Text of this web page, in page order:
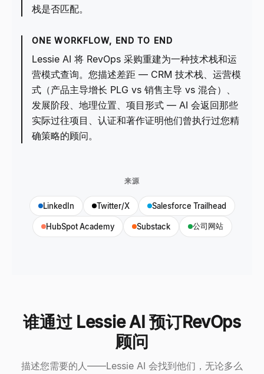
栈是否匹配。
ONE WORKFLOW, END TO END
Lessie AI 将 RevOps 采购重建为一种技术栈和运
营模式查询。您描述差距 — CRM 技术栈、运营模
式（产品主导增长 PLG vs 销售主导 vs 混合）、
发展阶段、地理位置、项目形式 — AI 会返回那些
实际过往项目、认证和著作证明他们曾执行过您精
确策略的顾问。
来源
LinkedIn Twitter/X Salesforce Trailhead
HubSpot Academy Substack 公司网站
谁通过 Lessie AI 预订RevOps
顾问
描述您需要的人——Lessie AI 会找到他们，无论多么